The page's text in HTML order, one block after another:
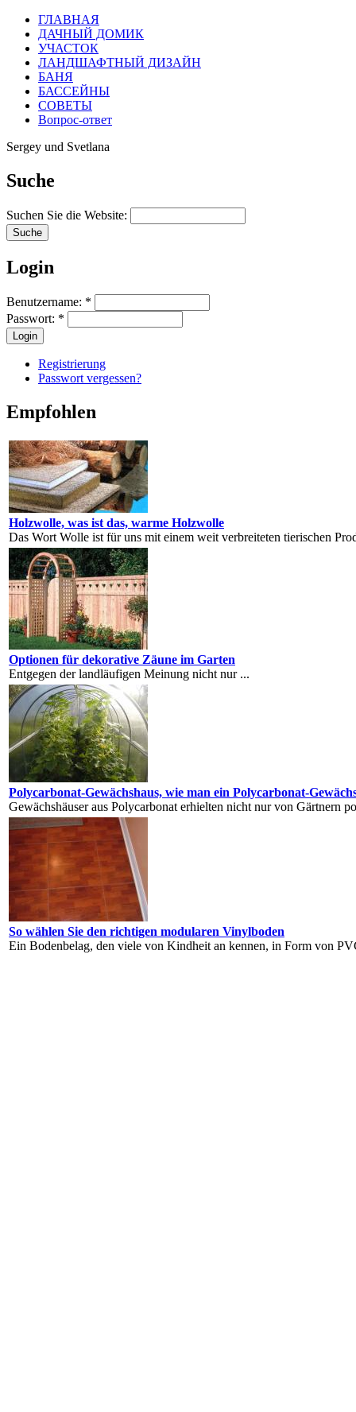
ГЛАВНАЯ
ДАЧНЫЙ ДОМИК
УЧАСТОК
ЛАНДШАФТНЫЙ ДИЗАЙН
БАНЯ
БАССЕЙНЫ
СОВЕТЫ
Вопрос-ответ
Sergey und Svetlana
Suche
Suchen Sie die Website:
Login
Benutzername: *
Passwort: *
Registrierung
Passwort vergessen?
Empfohlen
Holzwolle, was ist das, warme Holzwolle
Das Wort Wolle ist für uns mit einem weit verbreiteten tierischen
Optionen für dekorative Zäune im Garten
Entgegen der landläufigen Meinung nicht nur ...
Polycarbonat-Gewächshaus, wie man ein Polycarbonat-
Gewächshäuser aus Polycarbonat erhielten nicht nur von Gärtnern
So wählen Sie den richtigen modularen Vinylboden
Ein Bodenbelag, den viele von Kindheit an kennen, in Form von